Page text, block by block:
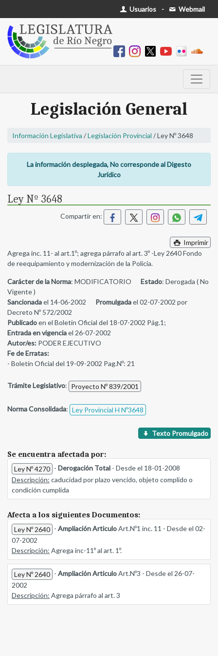
Usuarios - Webmail
Legislación General
Información Legislativa /Legislación Provincial / Ley Nº 3648
La información desplegada, No corresponde al Digesto
Jurídico
Ley Nº 3648
Compartir en:
Imprimir
Agrega inc. 11- al art.1º; agrega párrafo al art. 3º -Ley 2640 Fondo
de reequipamiento y modernización de la Policía.
Carácter de la Norma: MODIFICATORIO Estado: Derogada ( No
Vigente )
Sancionadael 14-06-2002 Promulgadael 02-07-2002 por
Decreto Nº 572/2002
Publicadoen el Boletín Oficial del 18-07-2002 Pág.1;
Entrada en vigenciael 26-07-2002
Autor/es: PODER EJECUTIVO
Fe de Erratas:
- Boletín Oficial del 19-09-2002 Pag.Nº: 21
Trámite Legislativo: Proyecto Nº 839/2001
Norma Consolidada: Ley Provincial H Nº3648
Texto Promulgado
Se encuentra afectada por:
Ley Nº 4270 - Derogación Total - Desde el 18-01-2008
Descripción: caducidad por plazo vencido, objeto complido o
condición cumplida
Afecta a los siguientes Documentos:
Ley Nº 2640 - Ampliación ArticuloArt.Nº1 inc. 11 - Desde el 02-
07-2002
Descripción: Agrega inc-11º al art. 1º.
Ley Nº 2640 - Ampliación ArticuloArt.Nº3 - Desde el 26-07-
2002
Descripción: Agrega párrafo al art. 3